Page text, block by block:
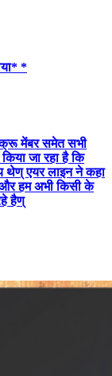
*
क्रू मेंबर समेत सभी
जा रहा है कि
एयर लाइन ने कहा
और हम अभी किसी के
हैण्